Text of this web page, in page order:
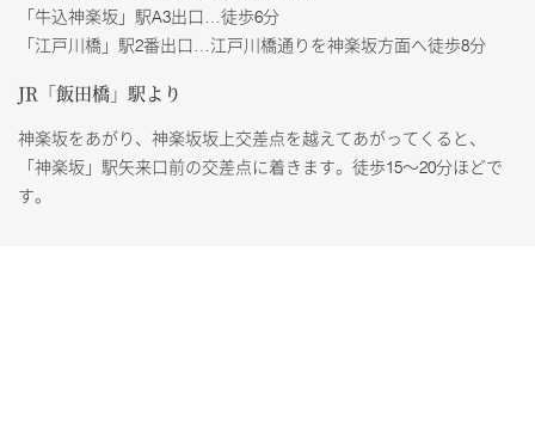
「牛込神楽坂」駅A3出口…徒歩6分
「江戸川橋」駅2番出口…江戸川橋通りを神楽坂方面へ徒歩8分
JR「飯田橋」駅より
神楽坂をあがり、神楽坂坂上交差点を越えてあがってくると、
「神楽坂」駅矢来口前の交差点に着きます。徒歩15～20分ほどで
す。